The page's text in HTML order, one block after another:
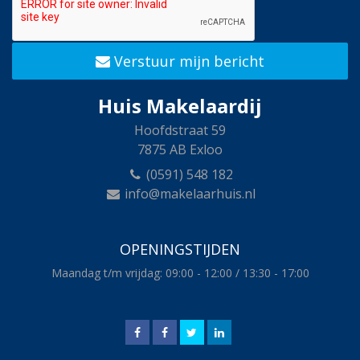
Verstuur mijn bericht
Huis Makelaardij
Hoofdstraat 59
7875 AB Exloo
(0591) 548 182
info@makelaarhuis.nl
OPENINGSTIJDEN
Maandag t/m vrijdag: 09:00 - 12:00 / 13:30 - 17:00